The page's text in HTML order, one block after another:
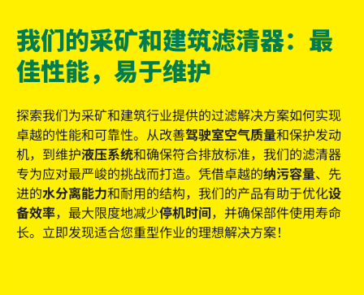
我们的采矿和建筑滤清器：最
佳性能，易于维护
探索我们为采矿和建筑行业提供的过滤解决方案如何实现
卓越的性能和可靠性。从改善驾驶室空气质量和保护发动
机，到维护液压系统和确保符合排放标准，我们的滤清器
专为应对最严峻的挑战而打造。凭借卓越的纳污容量、先
进的水分离能力和耐用的结构，我们的产品有助于优化设
备效率，最大限度地减少停机时间，并确保部件使用寿命
长。立即发现适合您重型作业的理想解决方案！